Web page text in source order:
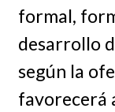
formal,
desarrollo
según la
favorecerá